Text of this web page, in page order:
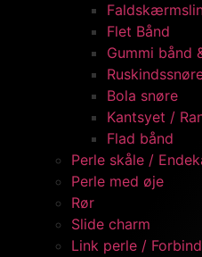
Flet Bånd
Gummi bånd
Bola snøre
Kantsyet /
Flad bånd
Perle skåle /
Perle med øje
Rør
Slide charm
Link perle /